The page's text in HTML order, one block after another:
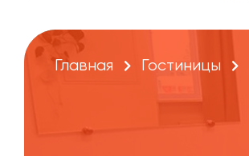
Главная Гостиницы